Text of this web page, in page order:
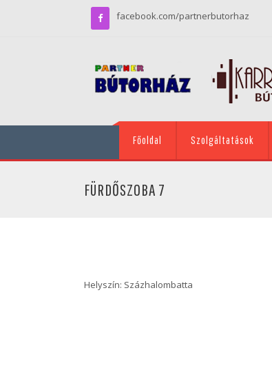
facebook.com/partnerbutorhaz
Főoldal Szolgáltatások
FÜRDŐSZOBA 7
Helyszín: Százhalombatta